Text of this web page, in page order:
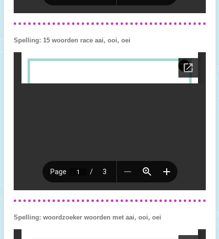
Spelling: 15 woorden race aai, ooi, oei
Spelling: woordzoeker woorden met aai, ooi, oei